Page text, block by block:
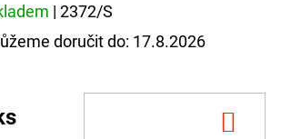
| 2372/S
doručit do: 17.8.2026